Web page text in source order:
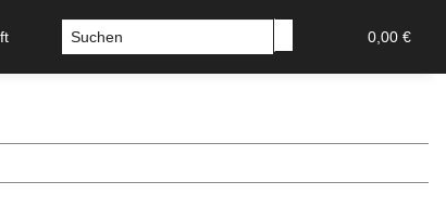
0,00 €
Sicherheitstechnik-Tresore Stossgriffe u